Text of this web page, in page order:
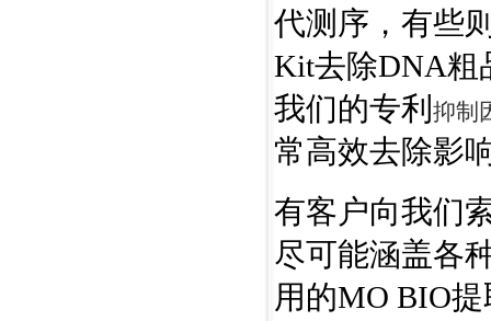
代测序，有些
Kit去除DNA粗
我们的专利 抑制
常高效去除影
有客户向我们
尽可能涵盖各
用的MO BIO